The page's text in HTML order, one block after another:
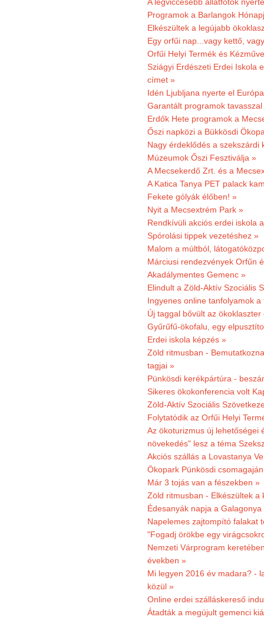
Programok a Barlangok
Elkészültek a legújabb
Egy orfűi nap...vagy kettő,
Orfűi Helyi Termék és
Sziágyi Erdészeti Erdei Iskola
címet »
Idén Ljubljana nyerte el
Garantált programok tavasszal
Erdők Hete programok a
Őszi napközi a Bükkösdi
Nagy érdeklődés a szekszárdi
Múzeumok Őszi Fesztiválja »
A Mecsekerdő Zrt. és a
A Katica Tanya PET palack
Fekete gólyák élőben! »
Nyit a Mecsextrém Park »
Rendkívüli akciós erdei iskola
Spórolási tippek vezetéshez »
Malom a múltból,
Márciusi rendezvények Orfűn
Akadálymentes Gemenc »
Elindult a Zöld-Aktív Szociális
Ingyenes online tanfolyamok
Új taggal bővült az ökoklaszter
Gyűrűfű-ökofalu, egy
Erdei iskola képzés »
Zöld ritmusban -
tagjai »
Pünkösdi kerékpártúra -
Sikeres ökokonferencia volt
Zöld-Aktív Szociális
Folytatódik az Orfűi Helyi
Az ökoturizmus új lehetőségei
növekedés" lesz a téma
Akciós szállás a Lovastanya
Ökopark Pünkösdi
Már 3 tojás van a fészekben »
Zöld ritmusban - Elkészültek
Édesanyák napja a
Napelemes zajtompító falakat
"Fogadj örökbe egy
Nemzeti Várprogram
években »
Mi legyen 2016 év madara? -
közül »
Online erdei szálláskereső
Átadták a megújult gemenci